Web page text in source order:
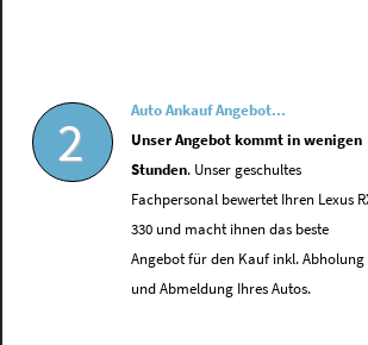
2
Auto Ankauf Angebot...
Unser Angebot kommt in wenigen
Stunden. Unser geschultes
Fachpersonal bewertet Ihren Lexus
330 und macht ihnen das beste
Angebot für den Kauf inkl. Abholung
und Abmeldung Ihres Autos.